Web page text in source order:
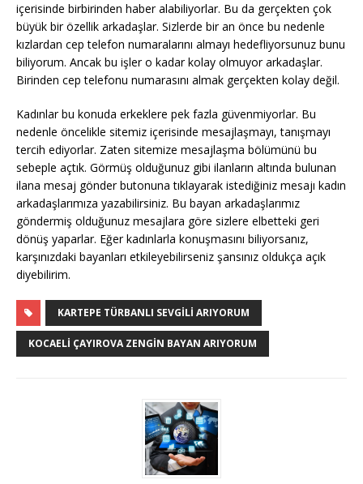
içerisinde birbirinden haber alabiliyorlar. Bu da gerçekten çok
büyük bir özellik arkadaşlar. Sizlerde bir an önce bu nedenle
kızlardan cep telefon numaralarını almayı hedefliyorsunuz bunu
biliyorum. Ancak bu işler o kadar kolay olmuyor arkadaşlar.
Birinden cep telefonu numarasını almak gerçekten kolay değil.
Kadınlar bu konuda erkeklere pek fazla güvenmiyorlar. Bu
nedenle öncelikle sitemiz içerisinde mesajlaşmayı, tanışmayı
tercih ediyorlar. Zaten sitemize mesajlaşma bölümünü bu
sebeple açtık. Görmüş olduğunuz gibi ilanların altında bulunan
ilana mesaj gönder butonuna tıklayarak istediğiniz mesajı kadın
arkadaşlarımıza yazabilirsiniz. Bu bayan arkadaşlarımız
göndermiş olduğunuz mesajlara göre sizlere elbetteki geri
dönüş yaparlar. Eğer kadınlarla konuşmasını biliyorsanız,
karşınızdaki bayanları etkileyebilirseniz şansınız oldukça açık
diyebilirim.
KARTEPE TÜRBANLI SEVGILI ARIYORUM
KOCAELI ÇAYIROVA ZENGIN BAYAN ARIYORUM